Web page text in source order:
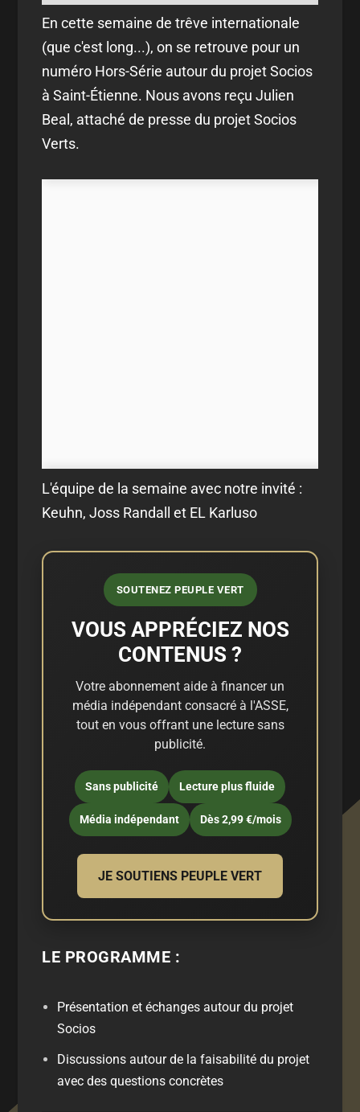
En cette semaine de trêve internationale
(que c'est long...), on se retrouve pour un
numéro Hors-Série autour du projet Socios
à Saint-Étienne. Nous avons reçu Julien
Beal, attaché de presse du projet Socios
Verts.
L'équipe de la semaine avec notre invité :
Keuhn, Joss Randall et EL Karluso
SOUTENEZ PEUPLE VERT
VOUS APPRÉCIEZ NOS
CONTENUS ?
Votre abonnement aide à financer un
média indépendant consacré à l'ASSE,
tout en vous offrant une lecture sans
publicité.
Sans publicité Lecture plus fluide
Média indépendant Dès 2,99 €/mois
JE SOUTIENS PEUPLE VERT
LE PROGRAMME :
Présentation et échanges autour du projet
Socios
Discussions autour de la faisabilité du projet
avec des questions concrètes